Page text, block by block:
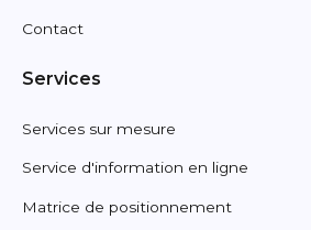
Contact
Services
Services sur mesure
Service d'information en ligne
Matrice de positionnement